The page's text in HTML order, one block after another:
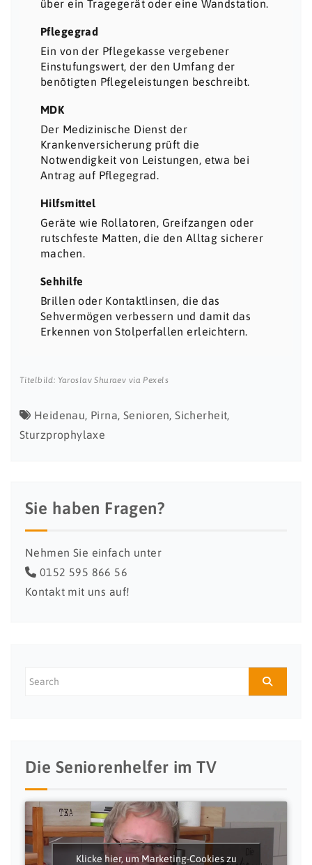
über ein Tragegerät oder eine Wandstation.
Pflegegrad
Ein von der Pflegekasse vergebener
Einstufungswert, der den Umfang der
benötigten Pflegeleistungen beschreibt.
MDK
Der Medizinische Dienst der
Krankenversicherung prüft die
Notwendigkeit von Leistungen, etwa bei
Antrag auf Pflegegrad.
Hilfsmittel
Geräte wie Rollatoren, Greifzangen oder
rutschfeste Matten, die den Alltag sicherer
machen.
Sehhilfe
Brillen oder Kontaktlinsen, die das
Sehvermögen verbessern und damit das
Erkennen von Stolperfallen erleichtern.
Titelbild: Yaroslav Shuraev via Pexels
Heidenau Pirna ,Senioren ,Sicherheit
Sturzprophylaxe
Sie haben Fragen?
Nehmen Sie einfach unter
0152 595 866 56
Kontakt mit uns auf!
Die Seniorenhelfer im TV
Klicke hier, um Marketing-Cookies zu